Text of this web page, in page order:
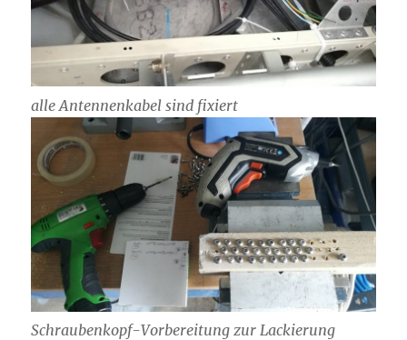
alle Antennenkabel sind fixiert
Schraubenkopf-Vorbereitung zur Lackierung